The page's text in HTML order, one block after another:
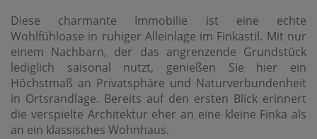
Diese charmante Immobilie ist eine echte
Wohlfühloase in ruhiger Alleinlage im Finkastil. Mit nur
einem Nachbarn, der das angrenzende Grundstück
lediglich saisonal nutzt, genießen Sie hier ein
Höchstmaß an Privatsphäre und Naturverbundenheit
in Ortsrandlage. Bereits auf den ersten Blick erinnert
die verspielte Architektur eher an eine kleine Finka als
an ein klassisches Wohnhaus.